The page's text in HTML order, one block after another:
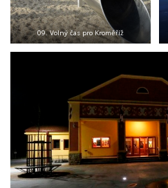
09. Volný čas pro Kroměříž